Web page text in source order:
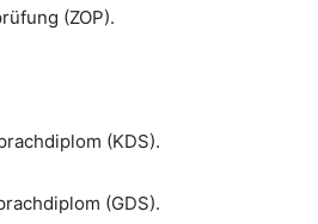
(ZOP).
(KDS).
(GDS).